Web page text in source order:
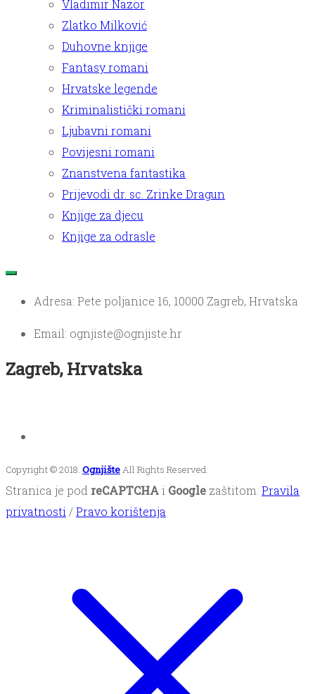
Vladimir Nazor
Zlatko Milković
Duhovne knjige
Fantasy romani
Hrvatske legende
Kriminalistički romani
Ljubavni romani
Povijesni romani
Znanstvena fantastika
Prijevodi dr. sc. Zrinke Dragun
Knjige za djecu
Knjige za odrasle
Adresa: Pete poljanice 16, 10000 Zagreb, Hrvatska
Email: ognjiste@ognjiste.hr
Zagreb, Hrvatska
Copyright © 2018. OgnjišteAll Rights Reserved.
Stranica je pod reCAPTCHAi Google zaštitom. Pravila
privatnosti /Pravo korištenja